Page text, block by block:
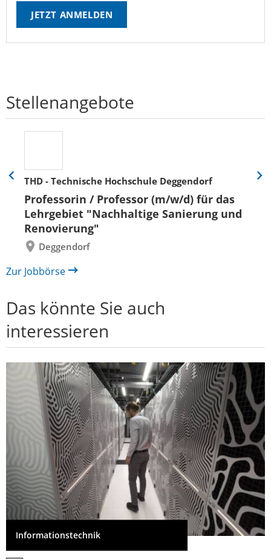
JETZT ANMELDEN
Stellenangebote
THD - Technische Hochschule Deggendorf
Professorin / Professor (m/w/d) für das
Lehrgebiet "Nachhaltige Sanierung und
Renovierung"
Deggendorf
Eine
zurück
Eine
Zur Jobbörse
Das könnte Sie auch
interessieren
Informationstechnik